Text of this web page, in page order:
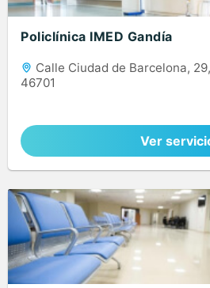
Policlínica IMED Gandía
Calle Ciudad de Barcelona,
46701
Ver